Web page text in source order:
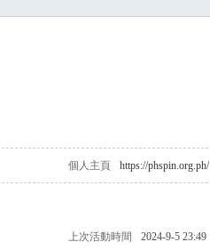
個人主頁 https://phspin.org.ph/
上次活動時間
2024-9-5 23:49